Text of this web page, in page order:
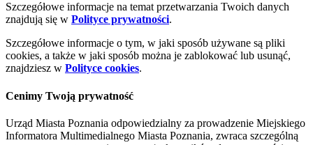
Szczegółowe informacje na temat przetwarzania Twoich danych
znajdują się w Polityce prywatności.
Szczegółowe informacje o tym, w jaki sposób używane są pliki
cookies, a także w jaki sposób można je zablokować lub usunąć,
znajdziesz w Polityce cookies.
Cenimy Twoją prywatność
Urząd Miasta Poznania odpowiedzialny za prowadzenie Miejskiego
Informatora Multimedialnego Miasta Poznania, zwraca szczególną